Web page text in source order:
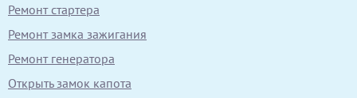
Ремонт стартера
Ремонт замка зажигания
Ремонт генератора
Открыть замок капота